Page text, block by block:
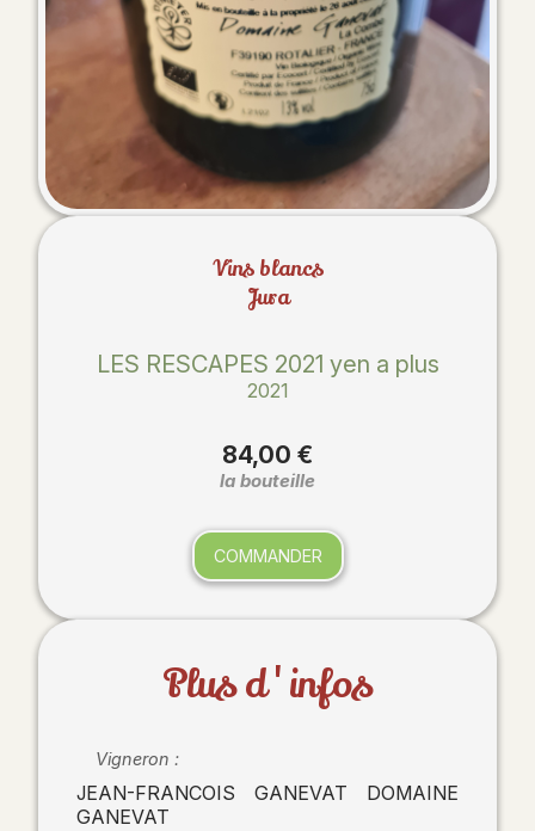
Vins blancs
Jura
LES RESCAPES 2021 yen a plus
2021
84,00 €
la bouteille
COMMANDER
Plus d'infos
Vigneron :
JEAN-FRANCOIS GANEVAT DOMAINE
GANEVAT